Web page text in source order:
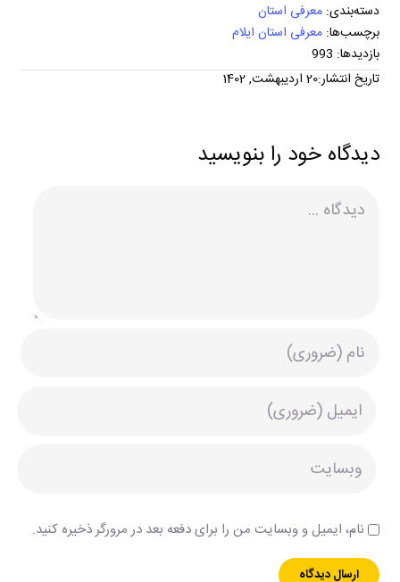
دسته‌بندی: معرفی استان
برچسب‌ها: معرفی استان ایلام
بازدیدها: 993
تاریخ انتشار:20 اردیبهشت, 1402
دیدگاه خود را بنویسید
نام، ایمیل و وبسایت من را برای دفعه بعد در مرورگر ذخیره کنید.